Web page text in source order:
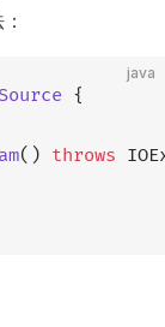
java
{
() throws